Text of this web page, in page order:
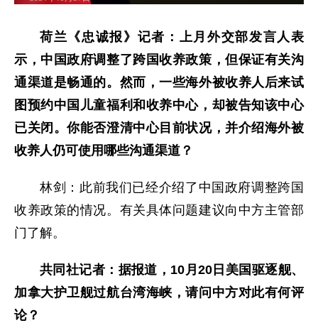
荷兰《忠诚报》记者：上月外交部发言人表
示，中国政府调整了跨国收养政策，但保证有关沟
通渠道是畅通的。然而，一些海外被收养人后来试
图预约中国儿童福利和收养中心，却被告知该中心
已关闭。你能否澄清中心目前状况，并介绍海外被
收养人仍可使用哪些沟通渠道？
林剑：此前我们已经介绍了中国政府调整跨国
收养政策的情况。有关具体问题建议向中方主管部
门了解。
共同社记者：据报道，10月20日美国驱逐舰、
加拿大护卫舰过航台湾海峡，请问中方对此有何评
论？